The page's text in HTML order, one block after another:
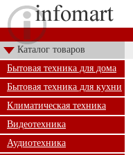
Каталог товаров
Бытовая техника для дома
Бытовая техника для кухни
Климатическая техника
Видеотехника
Аудиотехника